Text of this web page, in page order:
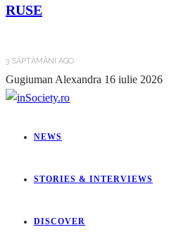
RUSE
3 SĂPTĂMÂNI AGO
Gugiuman Alexandra 16 iulie 2026
NEWS
STORIES & INTERVIEWS
DISCOVER